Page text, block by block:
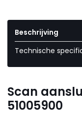
Beschrijving
Technische
Scan
51005900